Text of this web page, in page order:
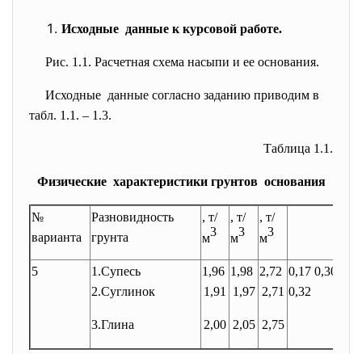
Исходные данные к курсовой работе.
Рис. 1.1. Расчетная схема насыпи и ее основания.
Исходные данные согласно заданию приводим в
табл. 1.1. – 1.3.
Таблица 1.1.
Физические характеристики грунтов основания
№
варианта
Разновидность
грунта
, т/
м3
, т/
м3
, т/
м3
5
1.Супесь
2.Суглинок
3.Глина
1,96
1,91
2,00
1,98
1,97
2,05
2,72
2,71
2,75
0,17 0,30
0,32